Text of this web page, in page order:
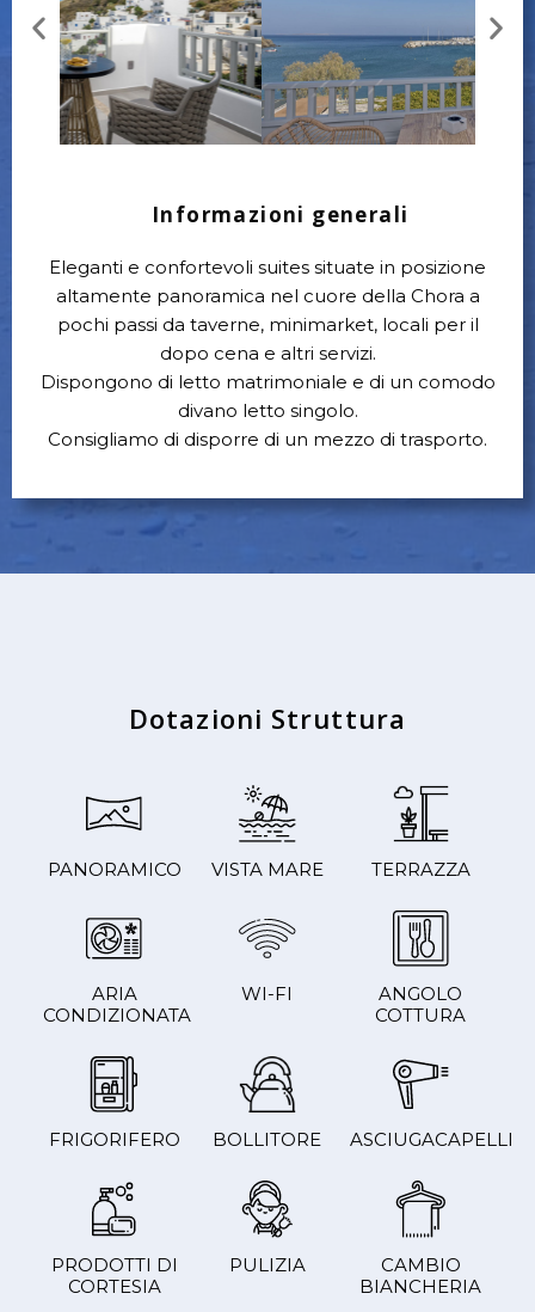
Informazioni generali
Eleganti e confortevoli suites situate in posizione
altamente panoramica nel cuore della Chora a
pochi passi da taverne, minimarket, locali per il
dopo cena e altri servizi.
Dispongono di letto matrimoniale e di un comodo
divano letto singolo.
Consigliamo di disporre di un mezzo di trasporto.
Dotazioni Struttura
PANORAMICO VISTA MARE TERRAZZA
ARIA
CONDIZIONATA
WI-FI
ANGOLO
COTTURA
FRIGORIFERO BOLLITORE ASCIUGACAPELLI
PRODOTTI DI
CORTESIA
PULIZIA
CAMBIO
BIANCHERIA